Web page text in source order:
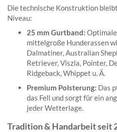
Die technische Konstruktion
Niveau:
25 mm Gurtband:
mittelgroße Hunderassen
Dalmatiner, Australian
Retriever, Viszla, Pointer,
Ridgeback, Whippet u. Ä.
Premium Polsterung: Das
das Fell und sorgt für ein
jeder Wetterlage.
Tradition & Handarbeit seit